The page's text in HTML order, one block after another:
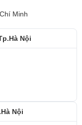
Minh
Nội
Nội